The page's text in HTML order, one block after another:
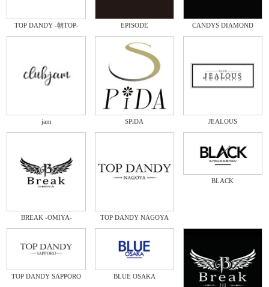
TOP DANDY -朝TOP- EPISODE CANDYS DIAMOND
jam SPiDA JEALOUS
BREAK -OMIYA- TOP DANDY NAGOYA
BLACK
TOP DANDY SAPPORO BLUE OSAKA